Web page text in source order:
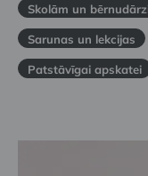
Skolām un
Sarunas un lekcijas
Patstāvīgai apskatei